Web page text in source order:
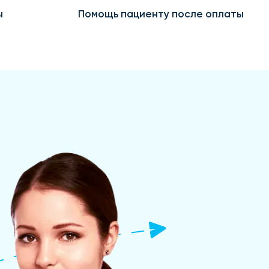
Помощь пациенту после оплаты